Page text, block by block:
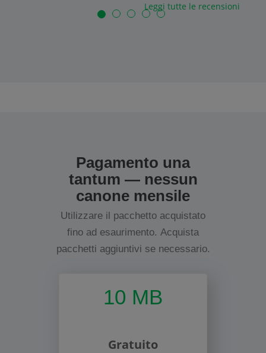
Leggi tutte le recensioni
Pagamento una
tantum — nessun
canone mensile
Utilizzare il pacchetto acquistato
fino ad esaurimento. Acquista
pacchetti aggiuntivi se necessario.
10 MB
Gratuito